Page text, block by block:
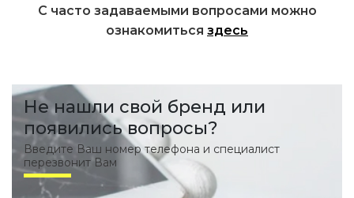
С часто задаваемыми вопросами можно
ознакомиться здесь
Не нашли свой бренд или
появились вопросы?
Введите Ваш номер телефона и специалист
перезвонит Вам